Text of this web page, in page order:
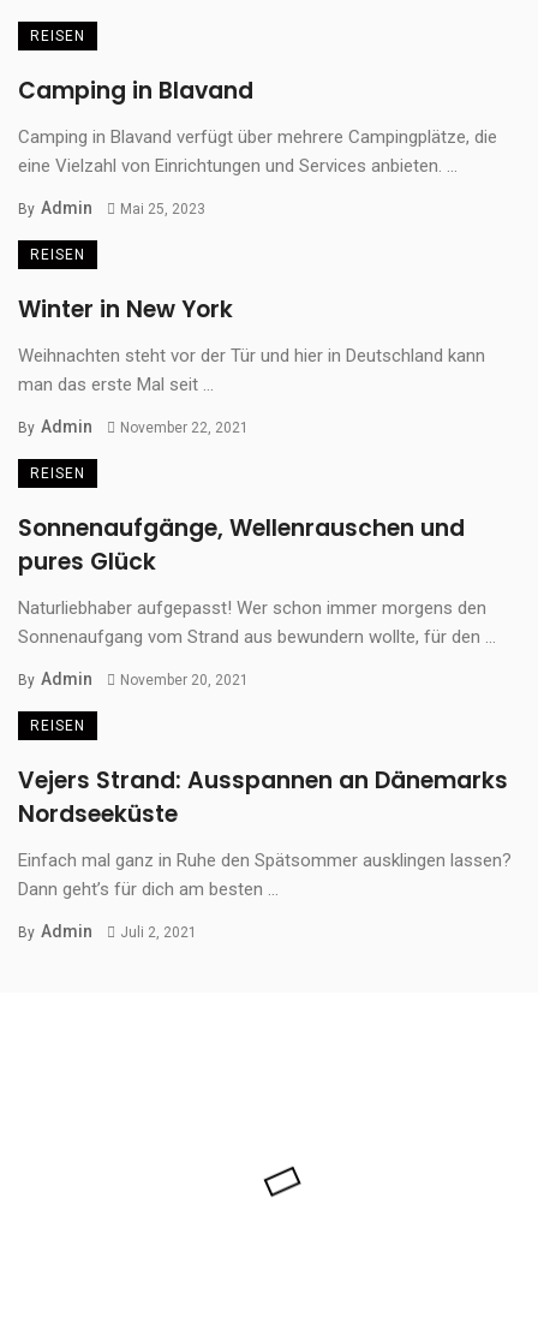
REISEN
Camping in Blavand
Camping in Blavand verfügt über mehrere Campingplätze, die
eine Vielzahl von Einrichtungen und Services anbieten. ...
By Admin Mai 25, 2023
REISEN
Winter in New York
Weihnachten steht vor der Tür und hier in Deutschland kann
man das erste Mal seit ...
By Admin November 22, 2021
REISEN
Sonnenaufgänge, Wellenrauschen und
pures Glück
Naturliebhaber aufgepasst! Wer schon immer morgens den
Sonnenaufgang vom Strand aus bewundern wollte, für den ...
By Admin November 20, 2021
REISEN
Vejers Strand: Ausspannen an Dänemarks
Nordseeküste
Einfach mal ganz in Ruhe den Spätsommer ausklingen lassen?
Dann geht’s für dich am besten ...
By Admin Juli 2, 2021